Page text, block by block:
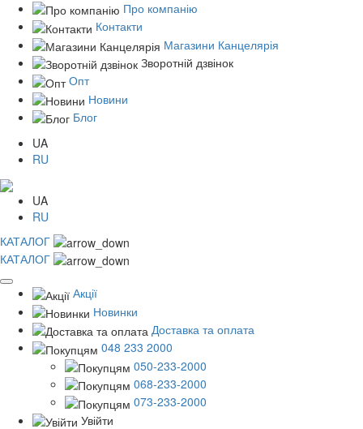
Про компанію
Контакти
Магазини Канцелярія
Зворотній дзвінок
Опт
Новини
Блог
UA
RU
UA
RU
КАТАЛОГ
КАТАЛОГ
Акції
Новинки
Доставка та оплата
048 233 2000
050-233-2000
068-233-2000
073-233-2000
Увійти